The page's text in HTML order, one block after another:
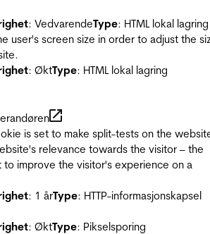
: VedvarendeType: HTML lokal lagring
user's screen size in order to adjust the
: ØktType: HTML lokal lagring
is set to make split-tests on the
relevance towards the visitor – the
improve the visitor's experience on a
: 1 årType: HTTP-informasjonskapsel
: ØktType: Pikselsporing